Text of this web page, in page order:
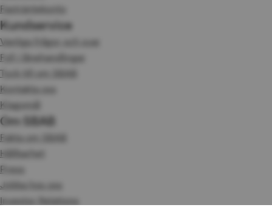
Fasträntekonto
Kundservice
Vanliga frågor och svar
Fyll i lånehandlingar
Tyck till om SBAB
Kontakta oss
Klagomål
Om SBAB
Fakta om SBAB
Hållbarhet
Press
Jobba hos oss
Investor Relations